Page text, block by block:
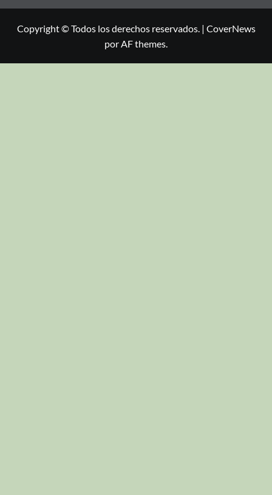
Copyright © Todos los derechos reservados. | CoverNews
por AF themes.